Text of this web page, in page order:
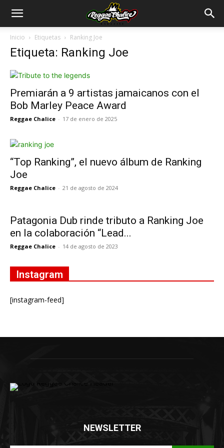
Inicio Etiquetas Ranking Joe
Etiqueta: Ranking Joe
Premiarán a 9 artistas jamaicanos con el
Bob Marley Peace Award
Reggae Chalice - 17 de enero de 2025
“Top Ranking”, el nuevo álbum de Ranking
Joe
Reggae Chalice - 21 de agosto de 2024
Patagonia Dub rinde tributo a Ranking Joe
en la colaboración “Lead...
Reggae Chalice - 14 de agosto de 2023
Instagram
[instagram-feed]
NEWSLETTER